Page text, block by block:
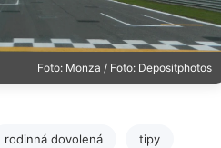
Foto: Monza / Foto: Depositphotos
rodinná dovolená tipy